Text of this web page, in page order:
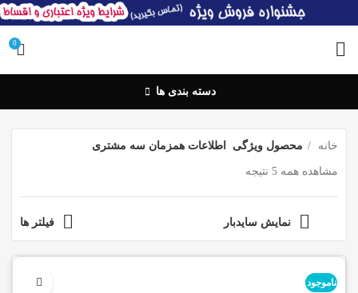
0
دسته بندی ها
خانه محصول ویژگی اطلاعات همزمان سه مشتری
مشاهده همه 5 نتیجه
نمایش سایدبار فیلتر ها
ناموجود